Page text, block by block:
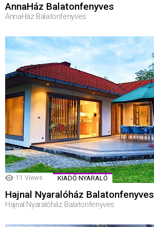
AnnaHáz Balatonfenyves
AnnaHáz Balatonfenyves
11 Views KIADÓ NYARALÓ
Hajnal Nyaralóház Balatonfenyves
Hajnal Nyaralóház Balatonfenyves